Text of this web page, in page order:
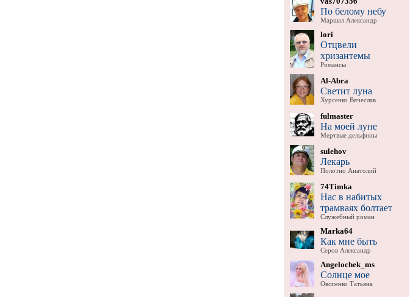
По белому небу
Маршал Александр
lori
Отцвели
хризантемы
Романсы
Al-Abra
Светит луна
Хурсенко Вячеслав
fulmaster
На моей луне
Мертвые дельфины
sulehov
Лекарь
Полотно Анатолий
74Timka
Нас в набитых
трамваях болтает
Служебный роман
Marka64
Как мне быть
Серов Александр
Angelochek_ms
Солнце мое
Овсиенко Татьяна